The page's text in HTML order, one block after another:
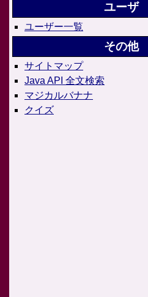
ユーザ
ユーザー一覧
その他
サイトマップ
Java API 全文検索
マジカルバナナ
クイズ